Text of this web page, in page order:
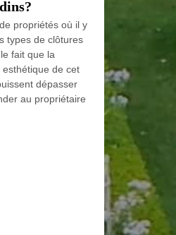
propriétés où il y
types de clôtures
fait que la
de cet
dépasser
au propriétaire